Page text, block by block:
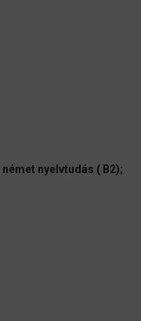
német nyelvtudás ( B2);